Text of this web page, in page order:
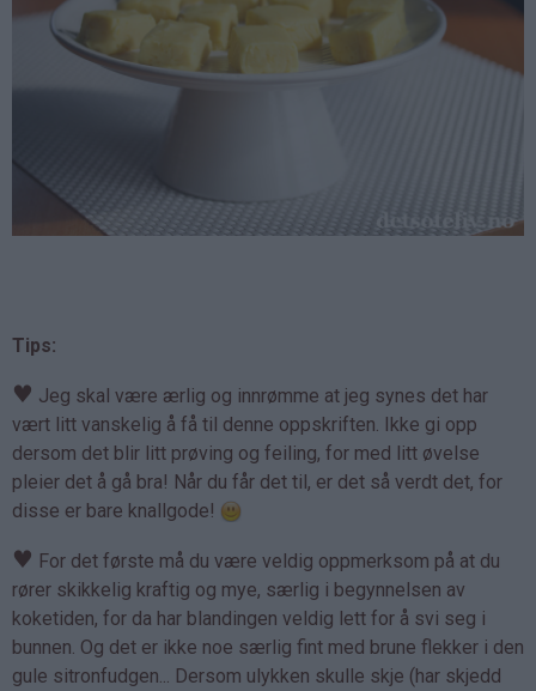
Tips:
♥ Jeg skal være ærlig og innrømme at jeg synes det har
vært litt vanskelig å få til denne oppskriften. Ikke gi opp
dersom det blir litt prøving og feiling, for med litt øvelse
pleier det å gå bra! Når du får det til, er det så verdt det, for
disse er bare knallgode!
♥ For det første må du være veldig oppmerksom på at du
rører skikkelig kraftig og mye, særlig i begynnelsen av
koketiden, for da har blandingen veldig lett for å svi seg i
bunnen. Og det er ikke noe særlig fint med brune flekker i den
gule sitronfudgen... Dersom ulykken skulle skje (har skjedd